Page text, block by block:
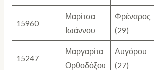
15960
Μαρίτσα
Ιωάννου
Φρέναρος
(29)
15247
Μαργαρίτα
Ορθοδόξου
Αυγόρου
(27)